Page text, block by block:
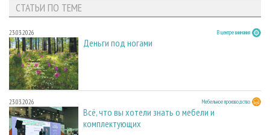
СТАТЬИ ПО ТЕМЕ
23.03.2026 В центре внимания
Деньги под ногами
23.03.2026 Мебельное производство
Всё, что вы хотели знать о мебели и
комплектующих